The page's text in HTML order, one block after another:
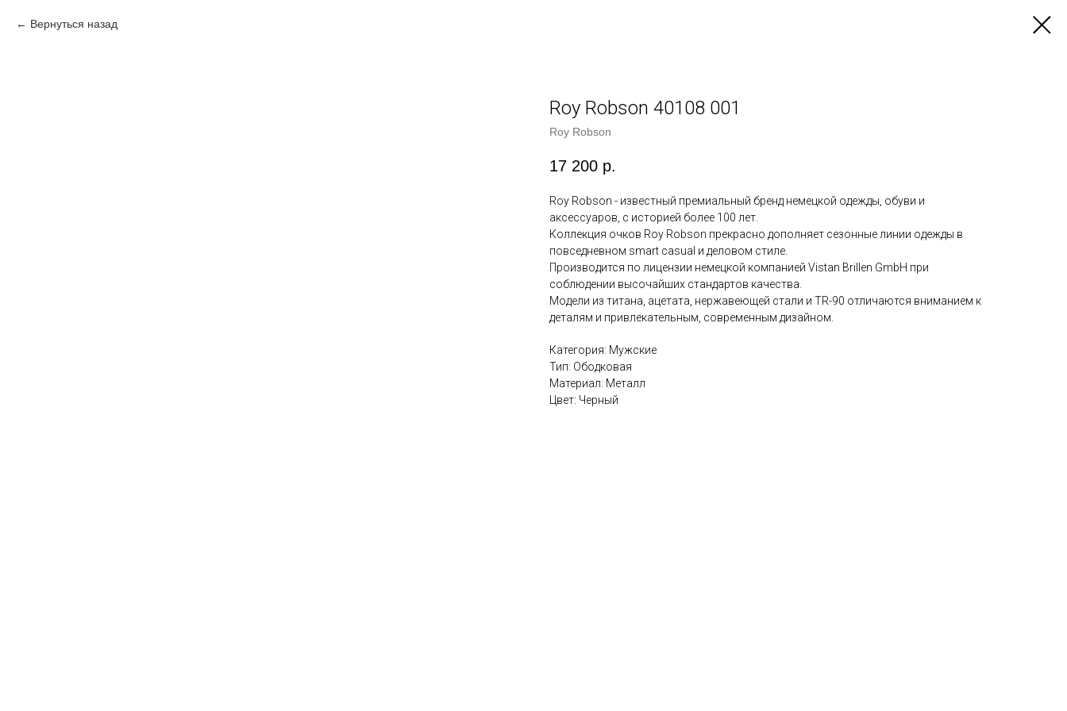
Вернуться назад
Roy Robson 40108 001
Roy Robson
17 200 р.
Roy Robson - известный премиальный бренд немецкой одежды, обуви и
аксессуаров, с историей более 100 лет.
Коллекция очков Roy Robson прекрасно дополняет сезонные линии одежды в
повседневном smart casual и деловом стиле.
Производится по лицензии немецкой компанией Vistan Brillen GmbH при
соблюдении высочайших стандартов качества.
Модели из титана, ацетата, нержавеющей стали и TR-90 отличаются вниманием к
деталям и привлекательным, современным дизайном.
Категория: Мужские
Тип: Ободковая
Материал: Металл
Цвет: Черный